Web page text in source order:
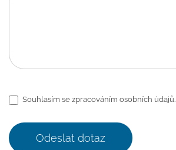
Souhlasím se zpracováním osobních údajů.
Odeslat dotaz